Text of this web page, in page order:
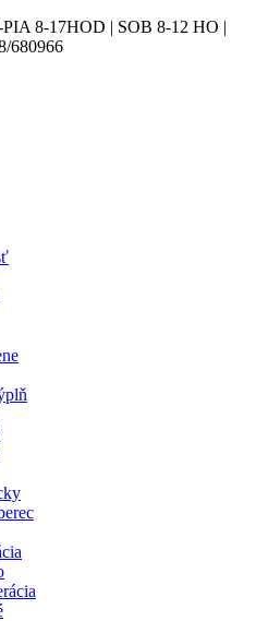
8-17HOD | SOB 8-12 HO |
680966